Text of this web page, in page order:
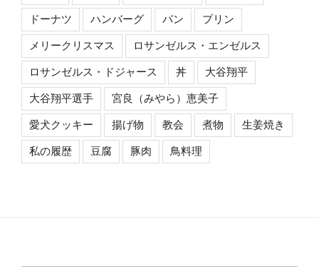
ドーナツ ハンバーグ パン プリン
メリークリスマス ロサンゼルス・エンゼルス
ロサンゼルス・ドジャース 丼 大谷翔平
大谷翔平選手 宮良（みやら）恵美子
愛犬クッキー 揚げ物 教会 煮物 生姜焼き
私の履歴 豆腐 豚肉 鳥料理